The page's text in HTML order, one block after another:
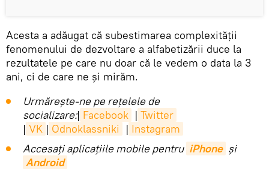
Acesta a adăugat că subestimarea complexității
fenomenului de dezvoltare a alfabetizării duce la
rezultatele pe care nu doar că le vedem o data la 3
ani, ci de care ne și mirăm.
Urmărește-ne pe rețelele de
socializare:| Facebook | Twitter
| VK | Odnoklassniki | Instagram
Accesaţi aplicaţiile mobile pentru iPhone și
Android